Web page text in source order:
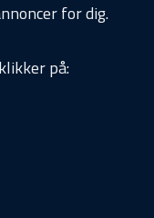
for dig.
på: